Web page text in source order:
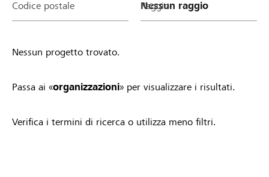
Codice postale Raggio
Nessun progetto trovato.
Passa ai «organizzazioni» per visualizzare i risultati.
Verifica i termini di ricerca o utilizza meno filtri.